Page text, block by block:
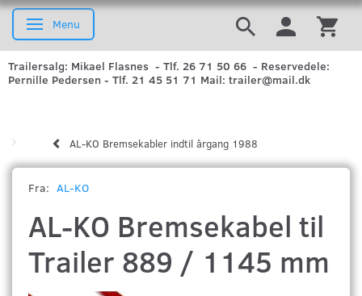
Skifte navigation
Menu
Trailersalg: Mikael Flasnes - Tlf. 26 71 50 66 - Reservedele:
Pernille Pedersen - Tlf. 21 45 51 71 Mail: trailer@mail.dk
AL-KO Bremsekabler indtil årgang 1988
Fra: AL-KO
AL-KO Bremsekabel til
Trailer 889 / 1145 mm